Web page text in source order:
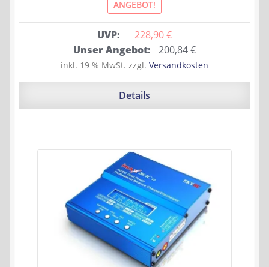
ANGEBOT!
UVP: 228,90 €
Ursprünglicher
Preis
war:
Unser Angebot: 200,84€Aktueller
Preis
ist:
inkl. 19 % MwSt. zzgl. Versandkosten
Details